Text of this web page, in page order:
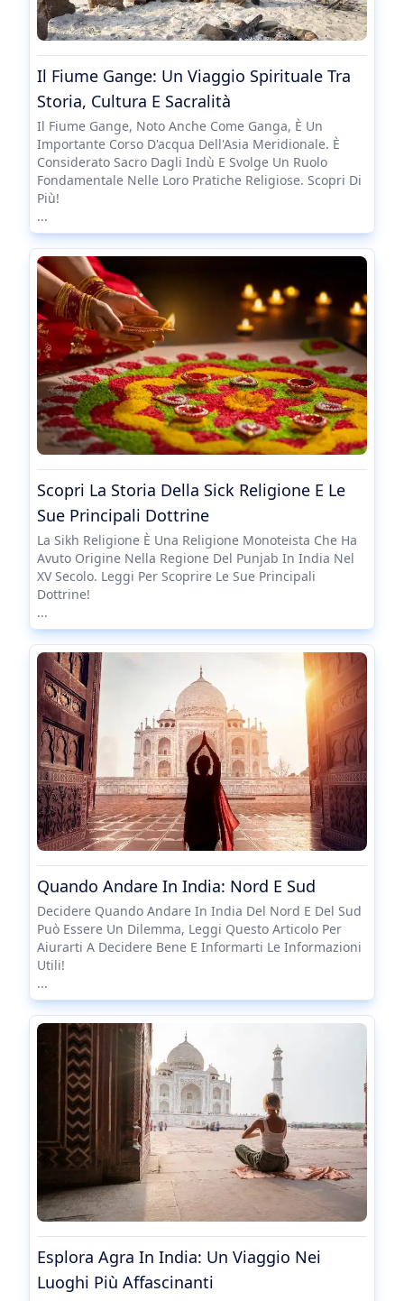
Il Fiume Gange: Un Viaggio Spirituale Tra
Storia, Cultura E Sacralità
Il Fiume Gange, Noto Anche Come Ganga, È Un
Importante Corso D'acqua Dell'Asia Meridionale. È
Considerato Sacro Dagli Indù E Svolge Un Ruolo
Fondamentale Nelle Loro Pratiche Religiose. Scopri Di
Più!
...
Scopri La Storia Della Sick Religione E Le
Sue Principali Dottrine
La Sikh Religione È Una Religione Monoteista Che Ha
Avuto Origine Nella Regione Del Punjab In India Nel
XV Secolo. Leggi Per Scoprire Le Sue Principali
Dottrine!
...
Quando Andare In India: Nord E Sud
Decidere Quando Andare In India Del Nord E Del Sud
Può Essere Un Dilemma, Leggi Questo Articolo Per
Aiurarti A Decidere Bene E Informarti Le Informazioni
Utili!
...
Esplora Agra In India: Un Viaggio Nei
Luoghi Più Affascinanti